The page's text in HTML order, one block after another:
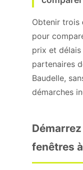
Obtenir trois
pour
prix et
partenaires
Baudelle,
démarches
fenêtres